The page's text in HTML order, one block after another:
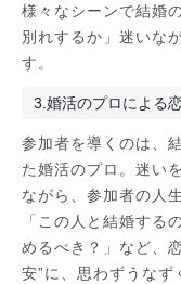
様々なシーンで結婚
別れするか」迷いな
す。
3.婚活のプロによる
参加者を導くのは、
た婚活のプロ。迷い
ながら、参加者の人
「この人と結婚す
めるべき？」など、
安”に、思わずうな